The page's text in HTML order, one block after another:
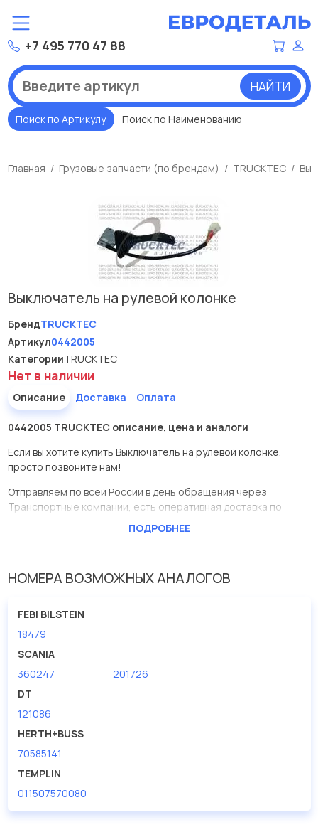
+7 495 770 47 88
НАЙТИ
Поиск по Артикулу Поиск по Наименованию
Главная Грузовые запчасти (по брендам) TRUCKTEC
Выключатель на рулевой колонке
БрендTRUCKTEC
Артикул0442005
КатегорииTRUCKTEC
Нет в наличии
Описание Доставка Оплата
0442005 TRUCKTEC описание, цена и аналоги
Если вы хотите купить Выключатель на рулевой колонке,
просто позвоните нам!
Отправляем по всей России в день обращения через
Транспортные компании, есть оперативная доставка по
У данной детали есть аналоги с номерами, убедитесь сами.
Евродеталь представлены в большом ассортименте.
Мы продаем сертифицированные колодки тормозные
дисковые с гарантией от производителя TRUCKTEC.
Производитель
ПОДРОБНЕЕ
НОМЕРА ВОЗМОЖНЫХ АНАЛОГОВ
FEBI BILSTEIN
18479
SCANIA
360247
201726
DT
121086
HERTH+BUSS
70585141
TEMPLIN
011507570080